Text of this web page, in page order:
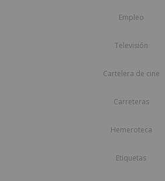
Empleo
Televisión
Cartelera de cine
Carreteras
Hemeroteca
Etiquetas